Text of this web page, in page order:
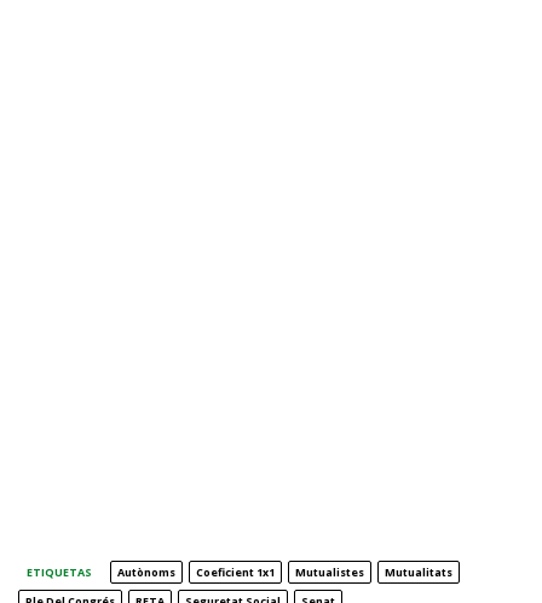
ETIQUETAS Autònoms Coeficient 1x1 Mutualistes
Mutualitats